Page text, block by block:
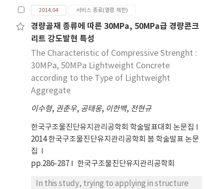
and recycled aggregates powder were used
as alrali activator, Fundamental
performances of lightweight famed concrete
has been tested. Results showed that as the
increase of foam conduction ratio, the
strength and the density has been decreased
2014.04 서비스 종료(열람 제한)
경량골재 종류에 따른 30MPa, 50MPa급 경량콘크
리트 강도발현 특성
The Characteristic of Compressive Strenght :
30MPa, 50MPa Lightweight Concrete
according to the Type of Lightweight
Aggregate
이수형, 권춘우, 공태웅, 이한백, 전현규
한국구조물진단유지관리공학회 학술발표대회 논문집
2014 한국구조물진단유지관리공학회 봄 학술발표 논문
집
pp.286-287
한국구조물진단유지관리공학회
In this study, trying to applying in structure